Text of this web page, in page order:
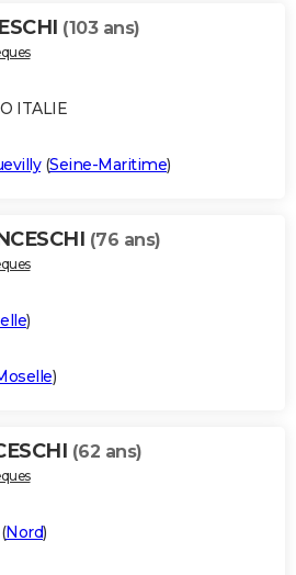
(103 ans)
ITALIE
(Seine-Maritime)
(76 ans)
)
)
(62 ans)
(Nord)